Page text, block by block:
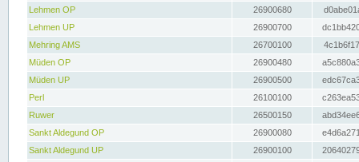
Lehmen OP
26900680
Lehmen UP
26900700
Mehring AMS
26700100
Müden OP
26900480
Müden UP
26900500
Perl
26100100
Ruwer
26500150
Sankt Aldegund OP
26900080
Sankt Aldegund UP
26900100